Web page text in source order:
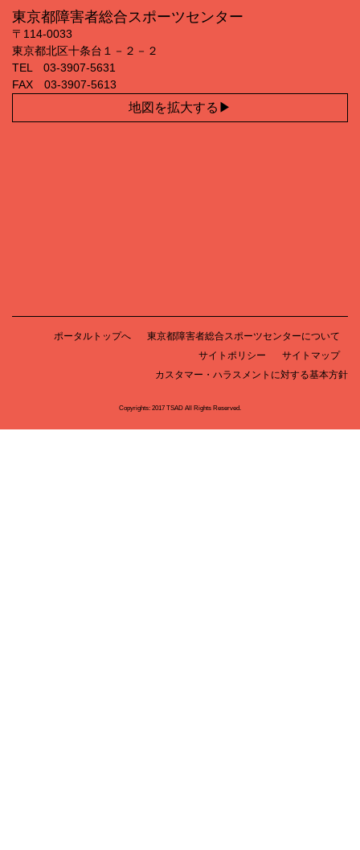
東京都障害者総合スポーツセンター
〒114‐0033
東京都北区十条台１－２－２
TEL 03‐3907‐5631
FAX 03‐3907‐5613
地図を拡大する
ポータルトップへ
東京都障害者総合スポーツセンターについて
サイトポリシー
サイトマップ
カスタマー・ハラスメントに対する基本方針
Copyrights: 2017 TSAD All Rights Reserved.